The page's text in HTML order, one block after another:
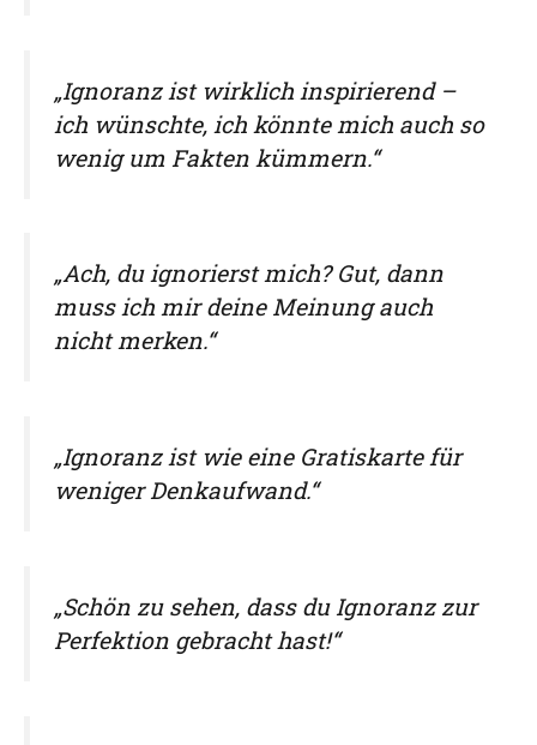
„Ignoranz ist wirklich inspirierend –
ich wünschte, ich könnte mich auch so
wenig um Fakten kümmern.“
„Ach, du ignorierst mich? Gut, dann
muss ich mir deine Meinung auch
nicht merken.“
„Ignoranz ist wie eine Gratiskarte für
weniger Denkaufwand.“
„Schön zu sehen, dass du Ignoranz zur
Perfektion gebracht hast!“